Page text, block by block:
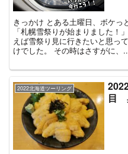
きっかけ とある土曜日、ボケっ
「札幌雪祭りが始まりました！
えば雪祭り見に行きたいと思っ
けでした。 その時はさすがに、
2022北海道ツーリング
目